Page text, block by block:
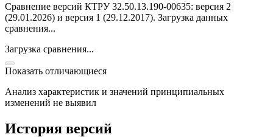
Сравнение версий КТРУ 32.50.13.190-00635: версия 2
(29.01.2026) и версия 1 (29.12.2017). Загрузка данных
сравнения...
Загрузка сравнения...
Показать отличающиеся
Анализ характеристик и значений принципиальных
изменений не выявил
История версий